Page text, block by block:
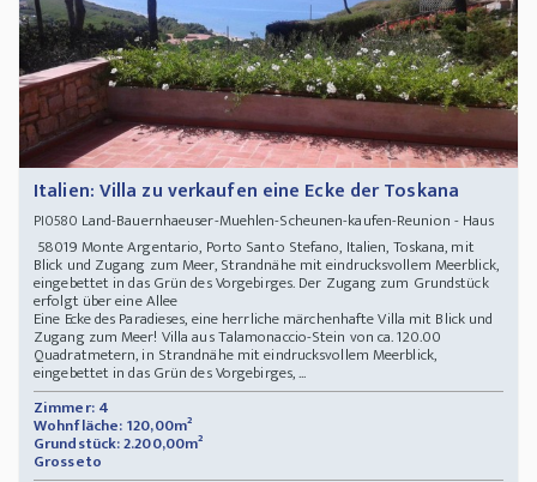
Italien: Villa zu verkaufen eine Ecke der Toskana
PI0580 Land-Bauernhaeuser-Muehlen-Scheunen-kaufen-Reunion - Haus
58019 Monte Argentario, Porto Santo Stefano, Italien, Toskana, mit
Blick und Zugang zum Meer, Strandnähe mit eindrucksvollem Meerblick,
eingebettet in das Grün des Vorgebirges. Der Zugang zum Grundstück
erfolgt über eine Allee
Eine Ecke des Paradieses, eine herrliche märchenhafte Villa mit Blick und
Zugang zum Meer! Villa aus Talamonaccio-Stein von ca. 120.00
Quadratmetern, in Strandnähe mit eindrucksvollem Meerblick,
eingebettet in das Grün des Vorgebirges, ...
Zimmer: 4
Wohnfläche: 120,00m²
Grundstück: 2.200,00m²
Grosseto